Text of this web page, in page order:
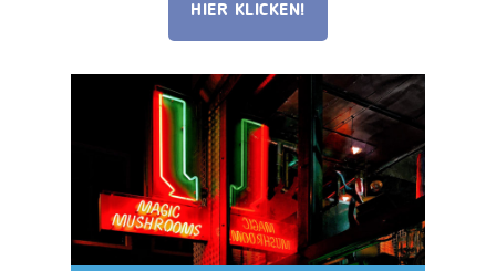
HIER KLICKEN!